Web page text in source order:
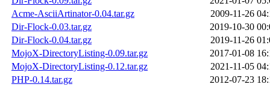
Acme-AsciiArtinator-0.04.tar.gz
2009-11-26
Dir-Flock-0.03.tar.gz
2019-10-30
Dir-Flock-0.04.tar.gz
2019-11-26
MojoX-DirectoryListing-0.09.tar.gz
2017-01-08
MojoX-DirectoryListing-0.12.tar.gz
2021-11-05
PHP-0.14.tar.gz
2012-07-23